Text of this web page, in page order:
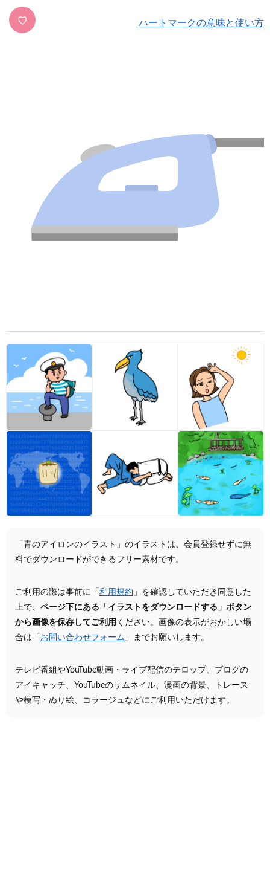
♡ ハートマークの意味と使い方
「青のアイロンのイラスト」のイラストは、会員登録せずに無
料でダウンロードができるフリー素材です。
ご利用の際は事前に「 利用規約 」を確認していただき同意した
上で、 ページ下にある「イラストをダウンロードする」ボタン
から画像を保存してご利用 ください。画像の表示がおかしい場
合は「 お問い合わせフォーム 」までお願いします。
テレビ番組やYouTube動画・ライブ配信のテロップ、ブログの
アイキャッチ、YouTubeのサムネイル、漫画の背景、トレース
や模写・ぬり絵、コラージュなどにご利用いただけます。